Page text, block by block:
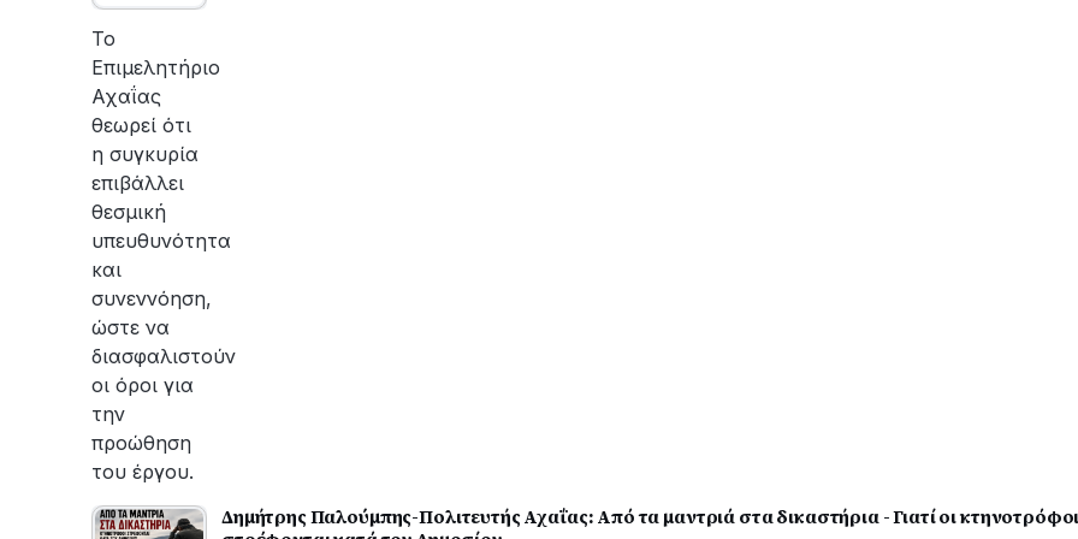
ΔΕΔΔΗΕ
για
την
αποκατάσταση
της
βλάβης
Το
Επιμελητήριο
Αχαΐας
θεωρεί ότι
η συγκυρία
επιβάλλει
θεσμική
υπευθυνότητα
και
συνεννόηση,
ώστε να
διασφαλιστούν
οι όροι για
την
προώθηση
του έργου.
Δημήτρης Παλούμπης-Πολιτευτής Αχαΐας: Από τα μαντριά στα δικαστήρια - Γιατί οι κτηνοτρόφοι